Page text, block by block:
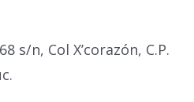
s/n, Col X’corazón, C.P.